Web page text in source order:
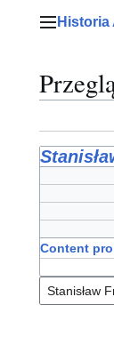
Menu
Historia
Content